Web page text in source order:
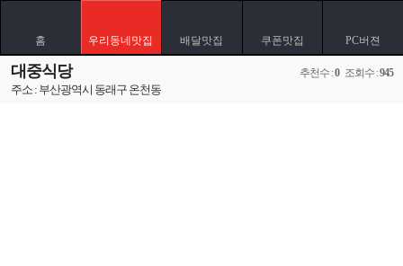
홈 우리동네맛집 배달맛집 쿠폰맛집 PC버젼
대중식당 추천수 :0조회수 :945
주소 : 부산광역시 동래구 온천동